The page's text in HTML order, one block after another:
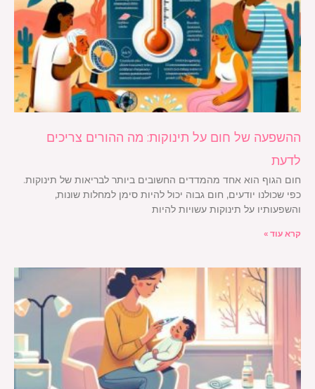
ההשפעה של חום על תינוקות: מה ההורים צריכים
לדעת
חום הגוף הוא אחד מהמדדים החשובים ביותר לבריאות של תינוקות.
כפי שכולנו יודעים, חום גבוה יכול להיות סימן למחלות שונות,
והשפעותיו על תינוקות עשויות להיות
קרא עוד »